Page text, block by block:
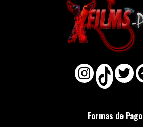
Formas de Pago